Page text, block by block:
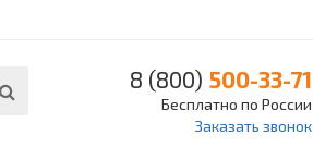
8 (800) 500-33-71
Бесплатно по России
Заказать звонок